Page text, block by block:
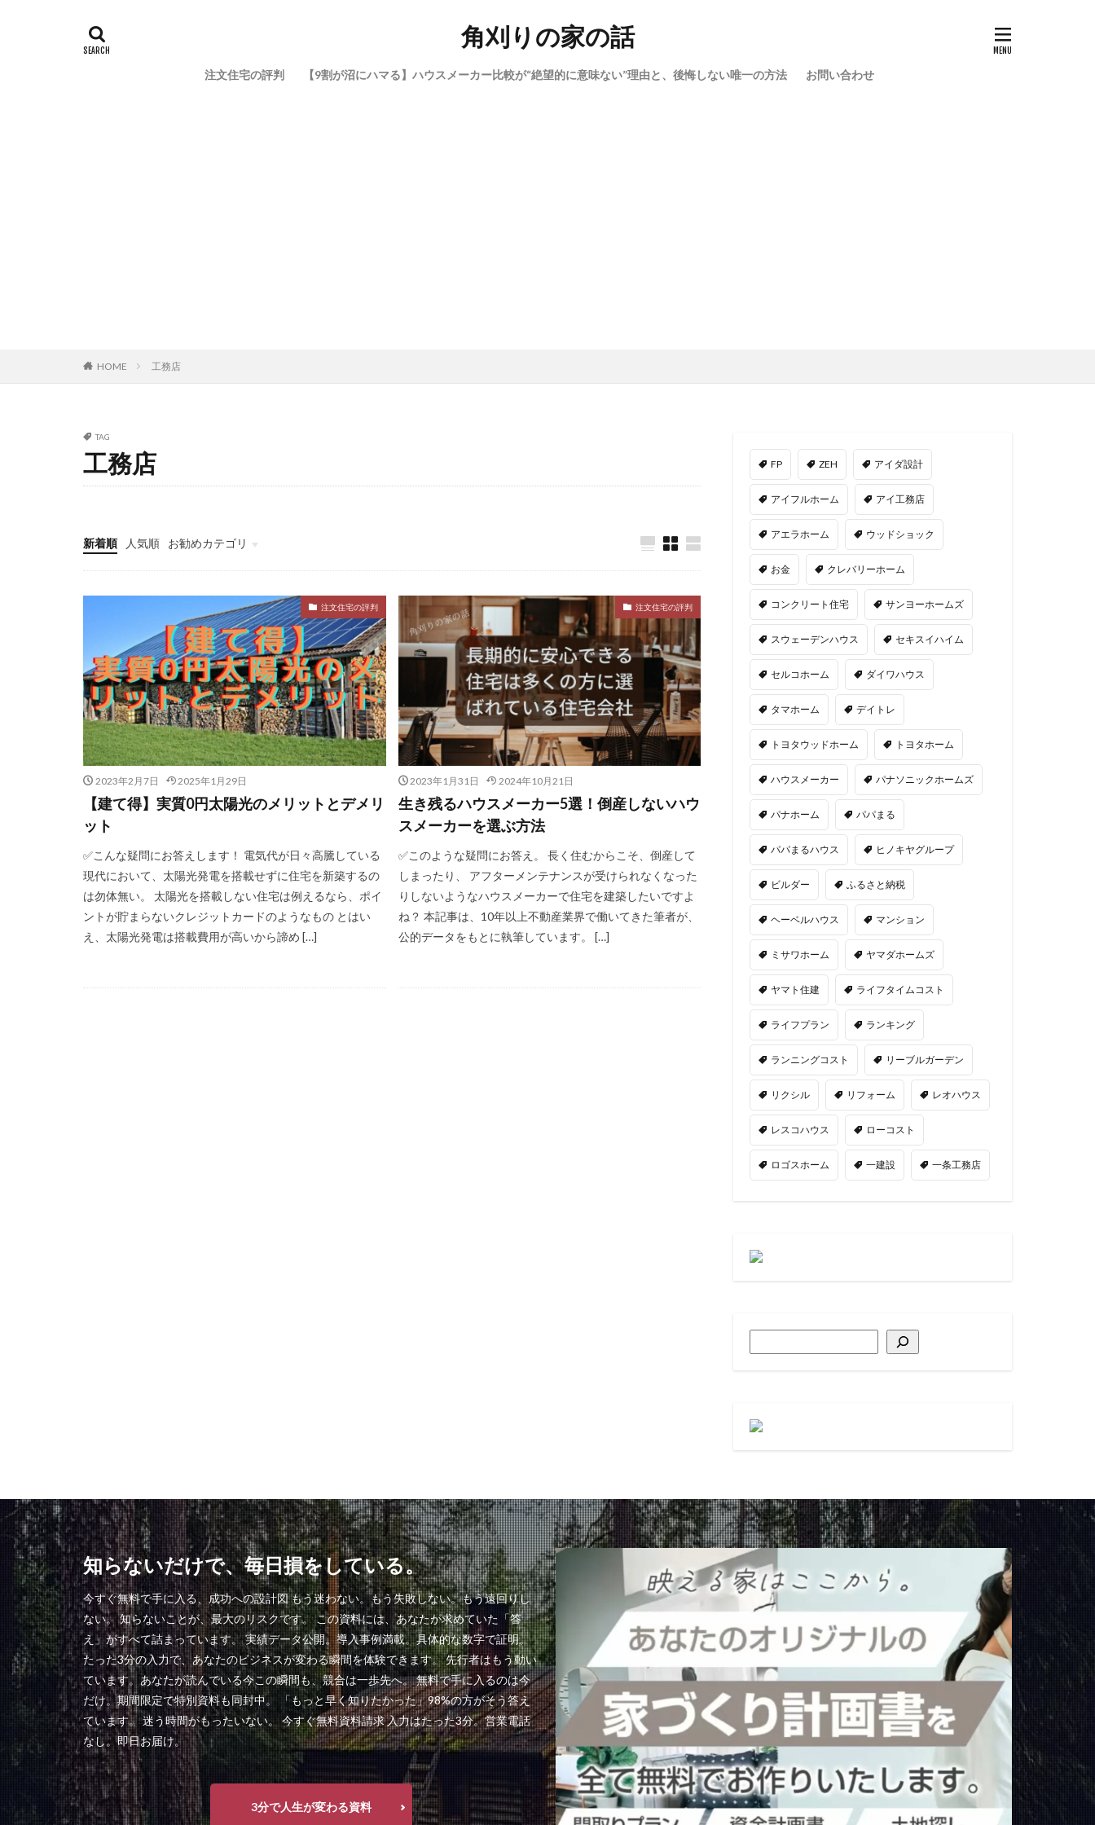
角刈りの家の話
注文住宅の評判 【9割が沼にハマる】ハウスメーカー比較が“絶望的に意味ない”理由と、後悔しない唯一の方法 お問い合わせ
HOME 工務店
TAG
工務店
新着順 人気順
お勧めカテゴリ
注文住宅の評判
デイトレ
注文住宅の評判
2023年2月7日 2025年1月29日
【建て得】実質0円太陽光のメリットとデメリ
ット
✅こんな疑問にお答えします！ 電気代が日々高騰している
現代において、太陽光発電を搭載せずに住宅を新築するの
は勿体無い。 太陽光を搭載しない住宅は例えるなら、ポイ
ントが貯まらないクレジットカードのようなもの とはい
え、太陽光発電は搭載費用が高いから諦め […]
注文住宅の評判
2023年1月31日 2024年10月21日
生き残るハウスメーカー5選！倒産しないハウ
スメーカーを選ぶ方法
✅このような疑問にお答え。 長く住むからこそ、倒産して
しまったり、 アフターメンテナンスが受けられなくなった
りしないようなハウスメーカーで住宅を建築したいですよ
ね？ 本記事は、10年以上不動産業界で働いてきた筆者が、
公的データをもとに執筆しています。 […]
FP ZEH アイダ設計
アイフルホーム アイ工務店
アエラホーム ウッドショック
お金 クレバリーホーム
コンクリート住宅 サンヨーホームズ
スウェーデンハウス セキスイハイム
セルコホーム ダイワハウス
タマホーム デイトレ
トヨタウッドホーム トヨタホーム
ハウスメーカー パナソニックホームズ
パナホーム パパまる
パパまるハウス ヒノキヤグループ
ビルダー ふるさと納税
ヘーベルハウス マンション
ミサワホーム ヤマダホームズ
ヤマト住建 ライフタイムコスト
ライフプラン ランキング
ランニングコスト リーブルガーデン
リクシル リフォーム レオハウス
レスコハウス ローコスト
ロゴスホーム 一建設 一条工務店
知らないだけで、毎日損をしている。
今すぐ無料で手に入る、成功への設計図 もう迷わない。もう失敗しない。もう遠回りし
ない。 知らないことが、最大のリスクです。 この資料には、あなたが求めていた「答
え」がすべて詰まっています。 実績データ公開。導入事例満載。具体的な数字で証明。
たった3分の入力で、あなたのビジネスが変わる瞬間を体験できます。 先行者はもう動い
ています。あなたが読んでいる今この瞬間も、競合は一歩先へ。 無料で手に入るのは今
だけ。期間限定で特別資料も同封中。 「もっと早く知りたかった」98%の方がそう答え
ています。 迷う時間がもったいない。 今すぐ無料資料請求 入力はたった3分。営業電話
なし。即日お届け。
3分で人生が変わる資料